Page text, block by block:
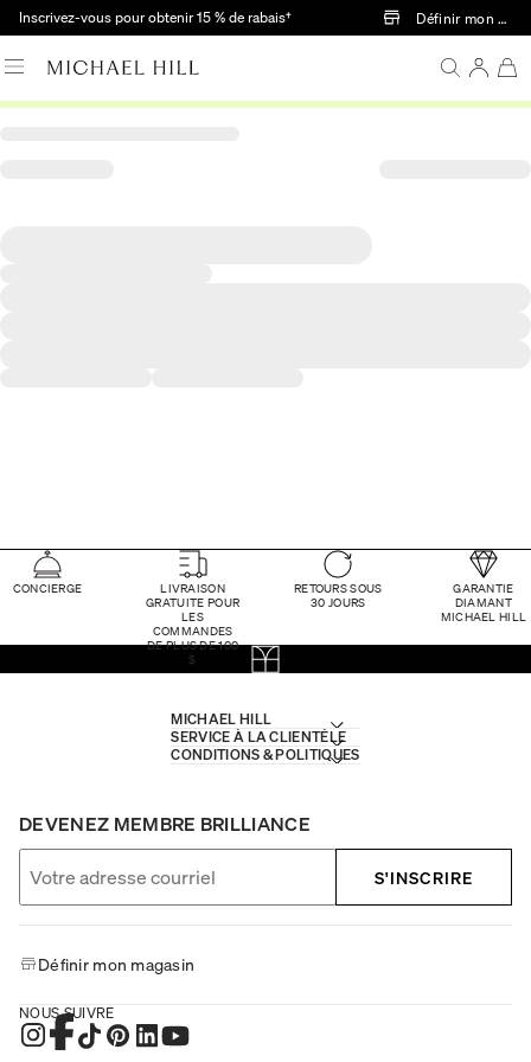
Passer au contenu principal
Inscrivez-vous pour obtenir 15 % de rabais† Définir mon
CONCIERGE
LIVRAISON
GRATUITE POUR
LES
COMMANDES
DE PLUS DE 100
$
RETOURS SOUS
30 JOURS
GARANTIE
DIAMANT
MICHAEL HILL
MICHAEL HILL
SERVICE À LA CLIENTÈLE
CONDITIONS & POLITIQUES
DEVENEZ MEMBRE BRILLIANCE
S'INSCRIRE
Définir mon magasin
NOUS SUIVRE